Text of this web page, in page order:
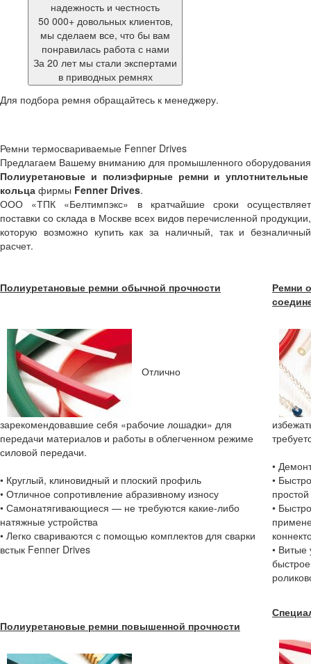
надежность и честность
50 000+ довольных клиентов,
мы сделаем все, что бы вам
понравилась работа с нами
За 20 лет мы стали экспертами
в приводных ремнях
Для подбора ремня обращайтесь к менеджеру.
Ремни термосвариваемые Fenner Drives
Предлагаем Вашему вниманию для промышленного оборудования
Полиуретановые и полиэфирные ремни и уплотнительные
кольца фирмы Fenner Drives.
ООО «ТПК «Белтимпэкс» в кратчайшие сроки осуществляет
поставки со склада в Москве всех видов перечисленной продукции,
которую возможно купить как за наличный, так и безналичный
расчет.
Полиуретановые ремни обычной прочности
Отлично
зарекомендовавшие себя «рабочие лошадки» для
передачи материалов и работы в облегченном режиме
силовой передачи.
• Круглый, клиновидный и плоский профиль
• Отличное сопротивление абразивному износу
• Самонатягивающиеся — не требуются какие-либо
натяжные устройства
• Легко свариваются с помощью комплектов для сварки
встык Fenner Drives
Ремни
•
•
•
• Витые
Полиуретановые ремни повышенной прочности